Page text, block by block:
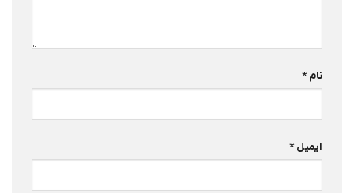
نام*
ایمیل*